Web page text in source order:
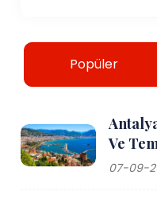
Popüler
Ve
07-09-